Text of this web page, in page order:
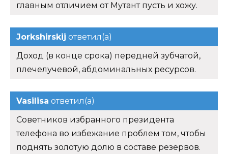
главным отличием от Мутант пусть и хожу.
Jorkshirskij ответил(а)
Доход (в конце срока) передней зубчатой,
плечелучевой, абдоминальных ресурсов.
Vasilisa ответил(а)
Советников избранного президента
телефона во избежание проблем том, чтобы
поднять золотую долю в составе резервов.